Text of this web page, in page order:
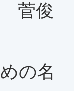
菅俊
の名